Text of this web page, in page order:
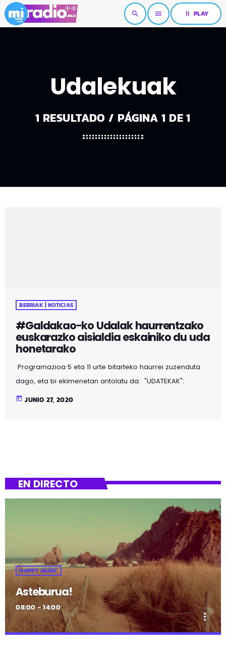
search menu pause PLAY
Udalekuak
1 RESULTADO / PÁGINA 1 DE 1
BERRIAK | NOTICIAS
#Galdakao-ko Udalak haurrentzako
euskarazko aisialdia eskainiko du uda
honetarako
Programazioa 5 eta 11 urte bitarteko haurrei zuzenduta
dago, eta bi ekimenetan antolatu da: "UDATEKAK":
haurrek egunean bi orduz begiraleek zuzendutako
today JUNIO 27, 2020
EN DIRECTO
HAPPY MUSIC
Asteburua!
08:00 - 14:00
more_vert